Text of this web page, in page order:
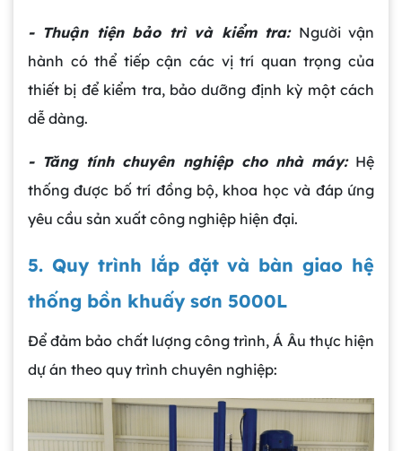
- Thuận tiện bảo trì và kiểm tra: Người vận
hành có thể tiếp cận các vị trí quan trọng của
thiết bị để kiểm tra, bảo dưỡng định kỳ một cách
dễ dàng.
- Tăng tính chuyên nghiệp cho nhà máy: Hệ
thống được bố trí đồng bộ, khoa học và đáp ứng
yêu cầu sản xuất công nghiệp hiện đại.
5. Quy trình lắp đặt và bàn giao hệ
thống bồn khuấy sơn 5000L
Để đảm bảo chất lượng công trình, Á Âu thực hiện
dự án theo quy trình chuyên nghiệp: